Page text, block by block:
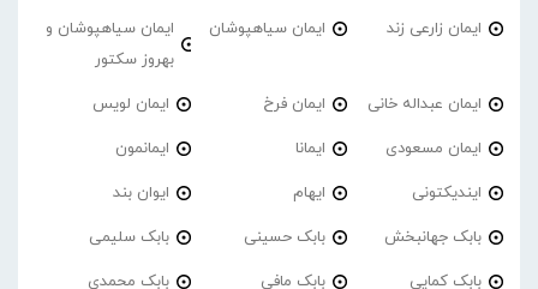
ایمان زارعی زند ایمان سیاهپوشان
ایمان سیاهپوشان و
بهروز سکتور
ایمان عبداله خانی ایمان فرخ ایمان لویس
ایمان مسعودی ایمانا ایمانمون
ایندیکتونی ایهام ایوان بند
بابک جهانبخش بابک حسینی بابک سلیمی
بابک کمایی بابک مافی بابک محمدی